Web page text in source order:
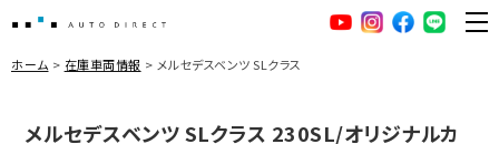
AUTO DIRECT YouTubeInstagramfacebook
LINE
ホーム 在庫車両情報 メルセデスベンツ SLクラス
メルセデスベンツ SLクラス 230SL/オリジナルカ